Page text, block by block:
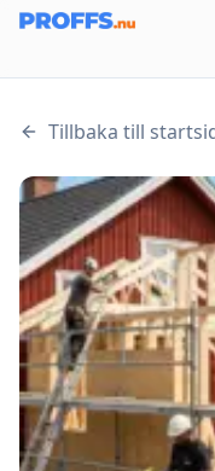
Tillbaka till